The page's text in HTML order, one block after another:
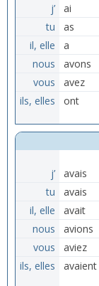
j’ ai
tu
as
il, elle
a
nous
avons
vous
avez
ils, elles
ont
j’ avais
tu
avais
il, elle
avait
nous
avions
vous
aviez
ils, elles
avaient